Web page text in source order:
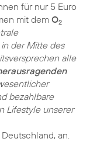
für nur 5 Euro
mit dem O2
der Mitte des
alle
bezahlbare
Lifestyle unserer
an.